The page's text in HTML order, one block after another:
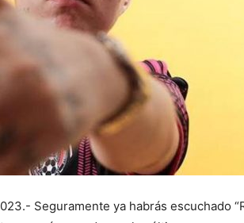
Seguramente ya habrás escuchado